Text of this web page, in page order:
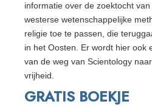
informatie over de zoektocht
westerse wetenschappelijke
religie toe te passen, die
in het Oosten. Er wordt hier ook
van de weg van Scientology
vrijheid.
GRATIS BOEKJE